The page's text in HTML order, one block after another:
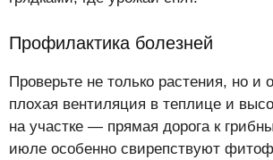
Профилактика болезней
Проверьте не только растения, но и
плохая вентиляция в теплице и
на участке — прямая дорога к
июле особенно свирепствуют